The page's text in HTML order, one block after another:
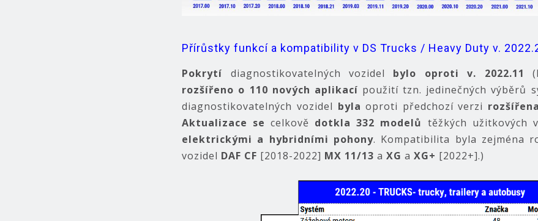
Přírůstky funkcí a kompatibility v DS Trucks / Heavy Duty v.
Pokrytí diagnostikovatelných vozidel bylo oproti v. 2022.11
rozšířeno o 110 nových aplikací použití tzn. jedinečných výběrů
diagnostikovatelných vozidel byla oproti předchozí verzi
Aktualizace secelkově dotkla 332 modelů těžkých užitkových
elektrickými a hybridními pohony. Kompatibilita byla zejména
vozidel DAF CF [2018-2022] MX 11/13 aXG aXG+ [2022+].)